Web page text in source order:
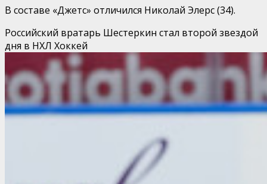
В составе «Джетс» отличился Николай Элерс (34).
Российский вратарь Шестеркин стал второй звездой
дня в НХЛ Хоккей